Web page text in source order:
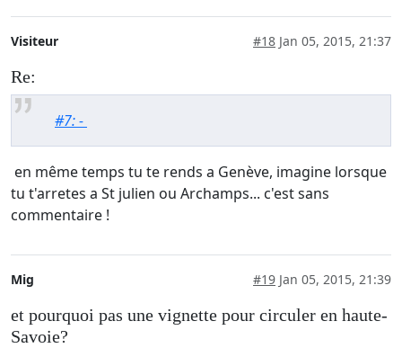
Visiteur #18 Jan 05, 2015, 21:37
Re:
#7: -
en même temps tu te rends a Genève, imagine lorsque
tu t'arretes a St julien ou Archamps... c'est sans
commentaire !
Mig #19 Jan 05, 2015, 21:39
et pourquoi pas une vignette pour circuler en haute-
Savoie?